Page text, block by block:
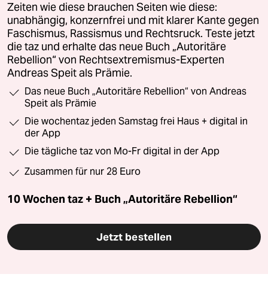
Zeiten wie diese brauchen Seiten wie diese:
unabhängig, konzernfrei und mit klarer Kante gegen
Faschismus, Rassismus und Rechtsruck. Teste jetzt
die taz und erhalte das neue Buch „Autoritäre
Rebellion“ von Rechtsextremismus-Experten
Andreas Speit als Prämie.
Das neue Buch „Autoritäre Rebellion“ von Andreas
Speit als Prämie
Die wochentaz jeden Samstag frei Haus + digital in
der App
Die tägliche taz von Mo-Fr digital in der App
Zusammen für nur 28 Euro
10 Wochen taz + Buch „Autoritäre Rebellion“
Jetzt bestellen